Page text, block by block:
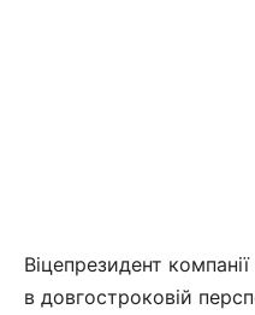
Віцепрезидент
в довгостроковій